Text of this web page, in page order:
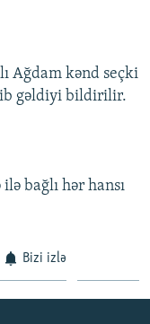
Ağdam kənd seçki
gəldiyi bildirilir.
bağlı hər hansı
Bizi izlə